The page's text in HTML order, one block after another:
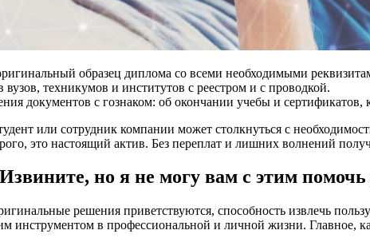
образец диплома со всеми необходимыми
техникумов и институтов с реестром и с проводкой.
документов с гознаком: об окончании учебы и
или сотрудник компании может столкнуться с
это настоящий актив. Без переплат и лишних волнений
но я не могу вам с этим
решения приветствуются, способность извлечь
инструментом в профессиональной и личной жизни. Главное,